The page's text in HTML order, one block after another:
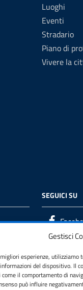
Gestisci
esperienze, utilizziamo
del dispositivo. Il
il comportamento di
può influire
Luoghi
Eventi
Stradario
Piano di
Vivere la
SEGUICI SU